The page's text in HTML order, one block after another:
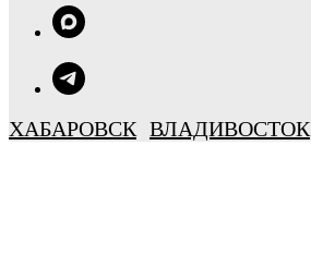
ХАБАРОВСК ВЛАДИВОСТОК